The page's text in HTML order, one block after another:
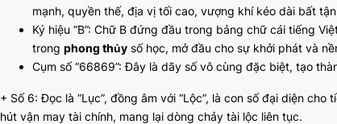
mạnh, quyền thế, địa vị tối cao, vượng khí kéo dài bất
Ký hiệu “B”: Chữ B đứng đầu trong bảng chữ cái tiếng
trong phong thủy số học, mở đầu cho sự khởi phát và
Cụm số “66869”: Đây là dãy số vô cùng đặc biệt, tạo
+ Số 6: Đọc là “Lục”, đồng âm với “Lộc”, là con số đại diện
hút vận may tài chính, mang lại dòng chảy tài lộc liên tục.